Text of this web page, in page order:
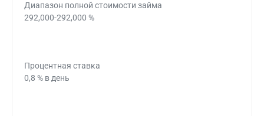
Диапазон полной стоимости займа
292,000-292,000 %
Процентная ставка
0,8 % в день